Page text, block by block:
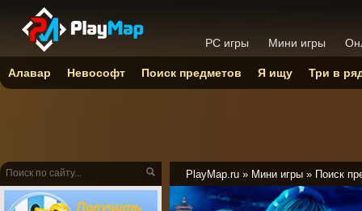
PlayMap.ru » Мини игры » Поиск
PC игры Мини игры
Алавар Невософт Поиск предметов Я ищу Три в